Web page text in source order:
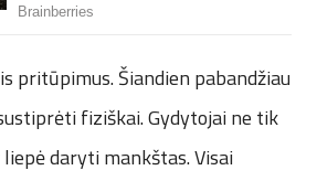
pritūpimus. Šiandien pabandžiau
fiziškai. Gydytojai ne tik
daryti mankštas. Visai